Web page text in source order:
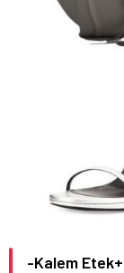
-Kalem